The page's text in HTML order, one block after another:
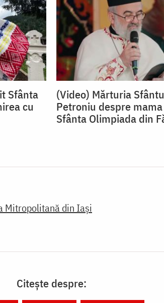
Sfânta
cu
(Video) Mărturia
Petroniu despre
Sfânta Olimpiada din
Mitropolitană din Iaşi
Citește despre: